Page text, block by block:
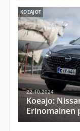
KOEAJOT
22.10.2024
Koeajo:
Erinomainen